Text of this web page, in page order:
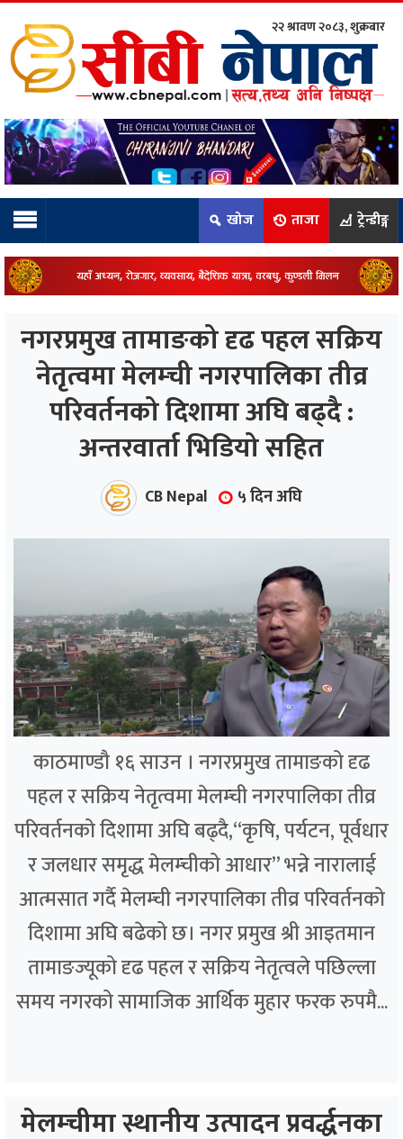
टिम:
२२ श्रावण २०८३, शुक्रबार
खोज ताजा ट्रेन्डीङ्ग
नगरप्रमुख तामाङको दृढ पहल सक्रिय
नेतृत्वमा मेलम्ची नगरपालिका तीव्र
परिवर्तनको दिशामा अघि बढ्दै :
अन्तरवार्ता भिडियो सहित
CB Nepal ५ दिन अघि
काठमाण्डौ १६ साउन । नगरप्रमुख तामाङको दृढ
पहल र सक्रिय नेतृत्वमा मेलम्ची नगरपालिका तीव्र
परिवर्तनको दिशामा अघि बढ्दै,“कृषि, पर्यटन, पूर्वधार
र जलधार समृद्ध मेलम्चीको आधार” भन्ने नारालाई
आत्मसात गर्दै मेलम्ची नगरपालिका तीव्र परिवर्तनको
दिशामा अघि बढेको छ। नगर प्रमुख श्री आइतमान
तामाङज्यूको दृढ पहल र सक्रिय नेतृत्वले पछिल्ला
समय नगरको सामाजिक आर्थिक मुहार फरक रुपमै...
मेलम्चीमा स्थानीय उत्पादन प्रवर्द्धनका